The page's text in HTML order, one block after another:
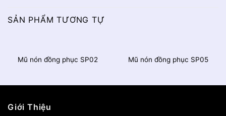
SẢN PHẨM TƯƠNG TỰ
Mũ nón đồng phục SP02 Mũ nón đồng phục SP05
Giới Thiệu